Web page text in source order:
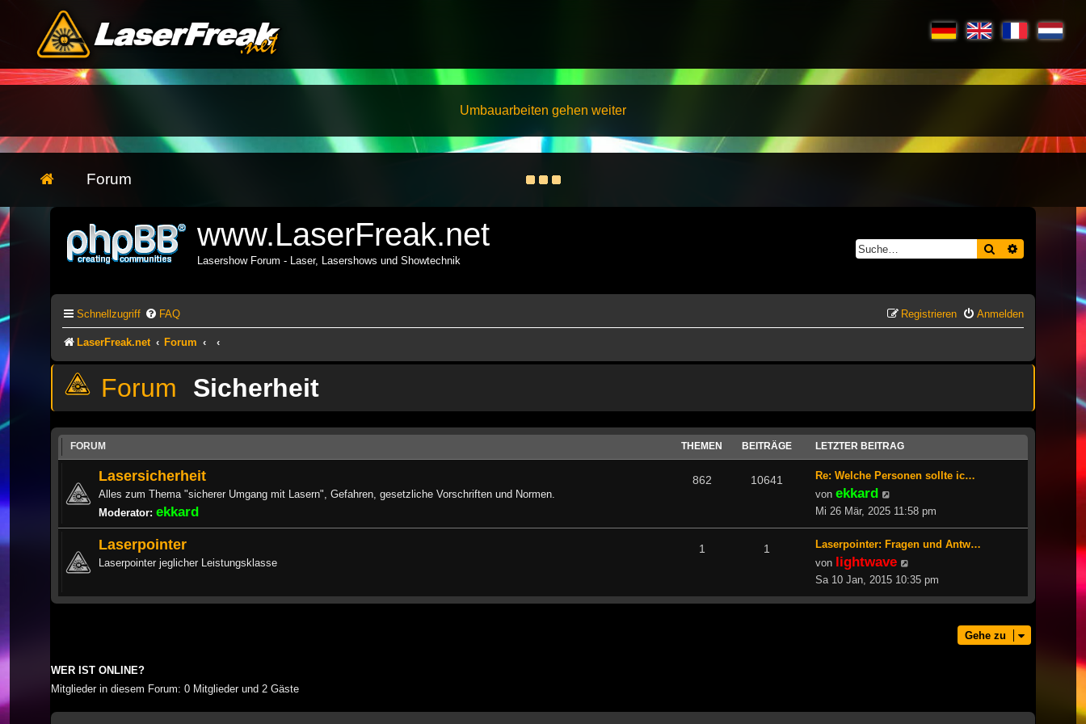
Umbauarbeiten gehen weiter
Forum
www.LaserFreak.net
Lasershow Forum - Laser, Lasershows und Showtechnik
Suche
Schnellzugriff FAQ Anmelden
Registrieren
LaserFreak.net Forum
Sicherheit
FORUM THEMEN BEITRÄGE LETZTER BEITRAG
Lasersicherheit
Alles zum Thema "sicherer Umgang mit Lasern", Gefahren, gesetzliche Vorschriften und Normen.
Moderator: ekkard
862 10641
Re: Welche Personen sollte ic…
von ekkard
Beitrag
Mi 26 Mär, 2025 11:58 pm
Laserpointer
Laserpointer jeglicher Leistungsklasse
1 1
Laserpointer: Fragen und Antw…
von lightwave
Beitrag
Sa 10 Jan, 2015 10:35 pm
Gehe zu
WER IST ONLINE?
Mitglieder in diesem Forum: 0 Mitglieder und 2 Gäste